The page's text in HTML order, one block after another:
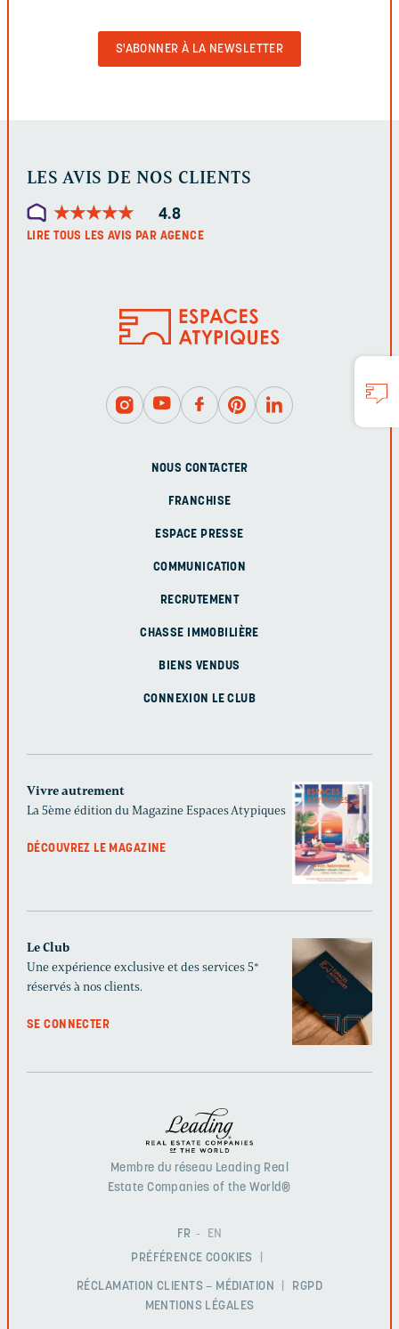
LES AVIS DE NOS CLIENTS
★★★★★
★★★★★ 4.8
LIRE TOUS LES AVIS PAR AGENCE
NOUS CONTACTER
FRANCHISE
ESPACE PRESSE
COMMUNICATION
RECRUTEMENT
CHASSE IMMOBILIÈRE
BIENS VENDUS
CONNEXION LE CLUB
Vivre autrement
La 5ème édition du Magazine Espaces Atypiques
DÉCOUVREZ LE MAGAZINE
Le Club
Une expérience exclusive et des services 5*
réservés à nos clients.
SE CONNECTER
Membre du réseau Leading Real
Estate Companies of the World®
FR
EN
PRÉFÉRENCE COOKIES
RÉCLAMATION CLIENTS – MÉDIATION
RGPD
MENTIONS LÉGALES